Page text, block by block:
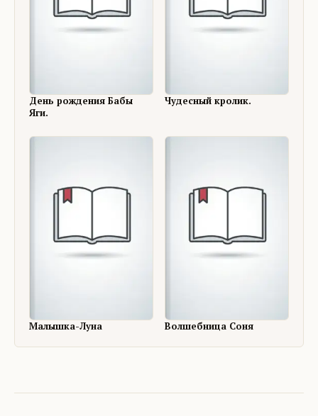
День рождения Бабы
Яги.
Чудесный кролик.
Малышка-Луна Волшебница Соня